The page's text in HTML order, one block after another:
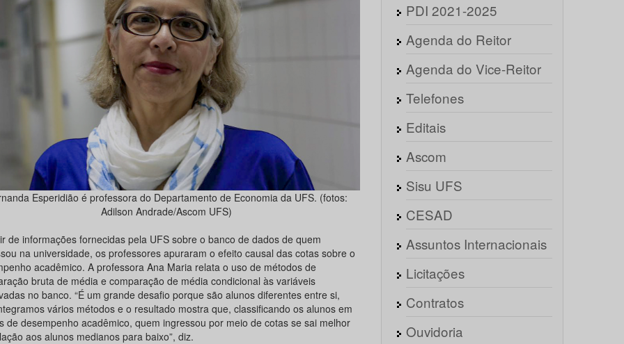
Esperidião é professora do Departamento de Economia da UFS. (fotos:
Adilson Andrade/Ascom UFS)
de informações fornecidas pela UFS sobre o banco de dados de quem
na universidade, os professores apuraram o efeito causal das cotas sobre o
acadêmico. A professora Ana Maria relata o uso de métodos de
bruta de média e comparação de média condicional às variáveis
no banco. “É um grande desafio porque são alunos diferentes entre si,
vários métodos e o resultado mostra que, classificando os alunos em
de desempenho acadêmico, quem ingressou por meio de cotas se sai melhor
aos alunos medianos para baixo”, diz.
PDI 2021-2025
Agenda do Reitor
Agenda do Vice-Reitor
Telefones
Editais
Ascom
Sisu UFS
CESAD
Assuntos Internacionais
Licitações
Contratos
Ouvidoria